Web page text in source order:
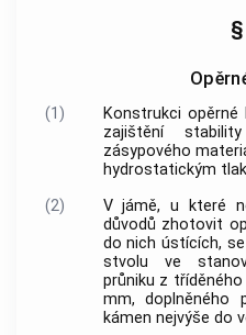
(1)
Konstrukci opěrné
zajištění
zásypového
hydrostatickým
(2)
V jámě, u které
důvodů zhotovit
do nich ústících,
stvolu ve
průniku z
mm, doplněného
kámen nejvýše do